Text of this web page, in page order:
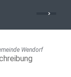
Wendorf